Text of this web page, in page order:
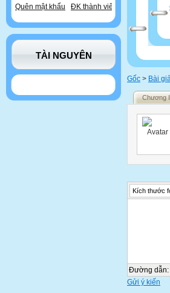
Quên mật khẩu ĐK thành viên
TÀI NGUYÊN
Gốc > Bài
Chương
Kích thước
Đường dẫn:
Gửi ý kiến